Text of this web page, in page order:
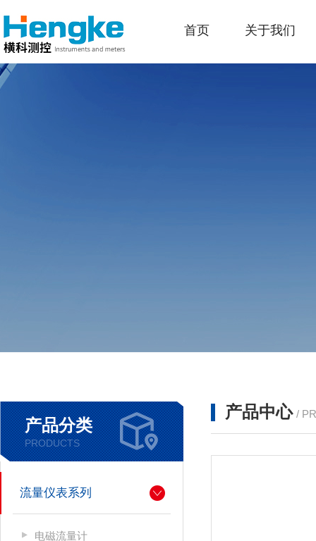
首页 关于我们
产品分类
PRODUCTS
流量仪表系列
电磁流量计
产品中心 /